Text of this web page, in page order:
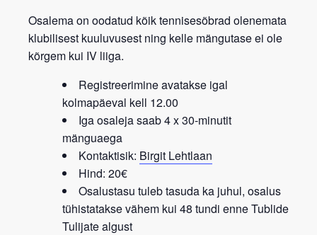
Osalema on oodatud kõik tennisesõbrad olenemata
klubilisest kuuluvusest ning kelle mängutase ei ole
kõrgem kui IV liiga.
Registreerimine avatakse igal
kolmapäeval kell 12.00
Iga osaleja saab 4 x 30-minutit
mänguaega
Kontaktisik: Birgit Lehtlaan
Hind: 20€
Osalustasu tuleb tasuda ka juhul, osalus
tühistatakse vähem kui 48 tundi enne Tublide
Tulijate algust